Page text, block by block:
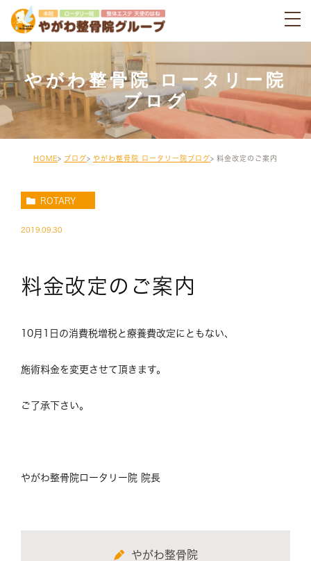
やがわ整骨院 ロータリー院
ブログ
HOME ブログ やがわ整骨院 ロータリー院ブログ 料金改定のご案内
ROTARY
2019.09.30
料金改定のご案内
10月1日の消費税増税と療養費改定にともない、
施術料金を変更させて頂きます。
ご了承下さい。
やがわ整骨院ロータリー院 院長
やがわ整骨院